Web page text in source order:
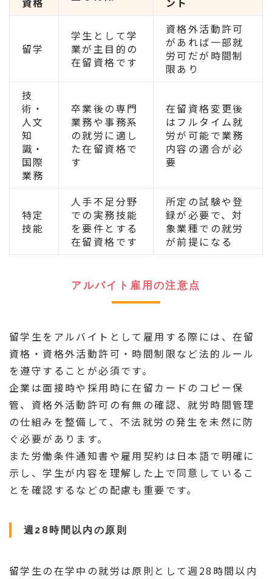
留学
学生として学
業が主目的の
在留資格です
資格外活動許可
があれば一部就
労可だが時間制
限あり
技
術・
人文
知
識・
国際
業務
卒業後の専門
業務や事務系
の就労に適し
た在留資格で
す
在留資格変更後
はフルタイム就
労が可能で業務
内容の適合が必
要
特定
技能
人手不足分野
での実務技能
を要件とする
在留資格です
所定の試験や登
録が必要で、対
象業種での就労
が前提になる
アルバイト雇用の注意点
留学生をアルバイトとして雇用する際には、在留
資格・資格外活動許可・時間制限など法的ルール
を遵守することが必須です。
企業は面接時や採用時に在留カードのコピー保
管、資格外活動許可の有無の確認、就労時間管理
の仕組みを整備して、不法就労の発生を未然に防
ぐ必要があります。
また労働条件通知書や雇用契約は日本語で明確に
示し、学生が内容を理解した上で同意しているこ
とを確認するなどの配慮も重要です。
週28時間以内の原則
留学生の在学中の就労は原則として週28時間以内